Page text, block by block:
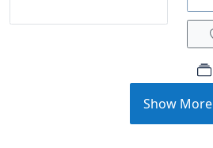
Show More